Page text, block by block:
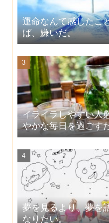
運命なんて感じたこ
ば、嫌いだ。
イライラしやすい人
やかな毎日を過ごす
ト
夢を見るより、夢を
なりたい。